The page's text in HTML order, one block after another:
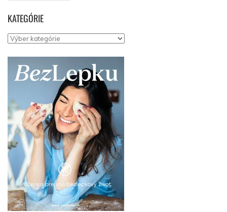
KATEGÓRIE
Kategórie